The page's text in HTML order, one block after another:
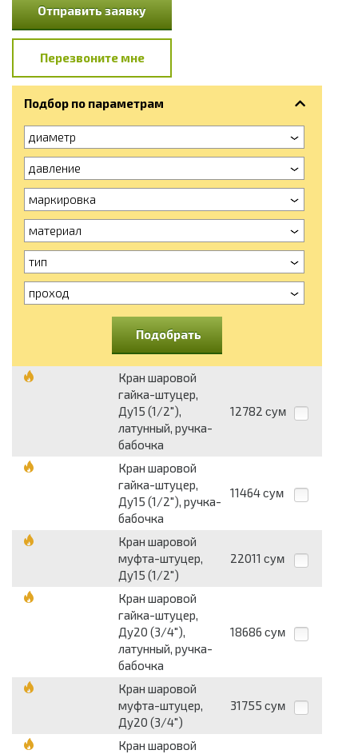
Отправить заявку
Перезвоните мне
Подбор по параметрам
диаметр
давление
маркировка
материал
тип
проход
Подобрать
Кран шаровой
гайка-штуцер,
Ду15 (1/2"),
латунный, ручка-
бабочка
12782 сум
Кран шаровой
гайка-штуцер,
Ду15 (1/2"), ручка-
бабочка
11464 сум
Кран шаровой
муфта-штуцер,
Ду15 (1/2")
22011 сум
Кран шаровой
гайка-штуцер,
Ду20 (3/4"),
латунный, ручка-
бабочка
18686 сум
Кран шаровой
муфта-штуцер,
Ду20 (3/4")
31755 сум
Кран шаровой